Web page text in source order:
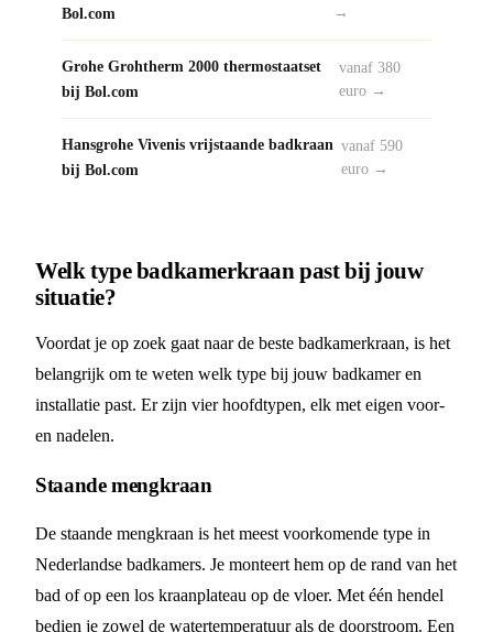
Bol.com
→
Grohe Grohtherm 2000 thermostaatset
bij Bol.com
vanaf 380
euro →
Hansgrohe Vivenis vrijstaande badkraan
bij Bol.com
vanaf 590
euro →
Welk type badkamerkraan past bij jouw
situatie?
Voordat je op zoek gaat naar de beste badkamerkraan, is het
belangrijk om te weten welk type bij jouw badkamer en
installatie past. Er zijn vier hoofdtypen, elk met eigen voor-
en nadelen.
Staande mengkraan
De staande mengkraan is het meest voorkomende type in
Nederlandse badkamers. Je monteert hem op de rand van het
bad of op een los kraanplateau op de vloer. Met één hendel
bedien je zowel de watertemperatuur als de doorstroom. Een